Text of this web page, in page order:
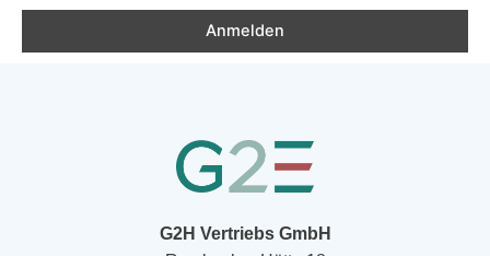
G2H Vertriebs GmbH